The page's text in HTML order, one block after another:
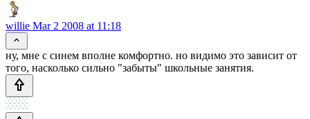
willie Mar 2 2008 at 11:18
ну, мне с синем вполне комфортно. но видимо это зависит от
того, насколько сильно "забыты" школьные занятия.